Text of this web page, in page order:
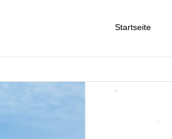
Startseite